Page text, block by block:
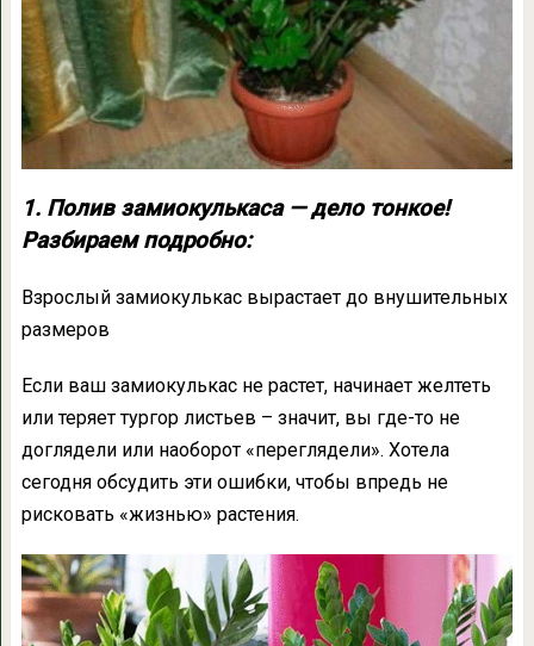
1. Полив замиокулькаса — дело тонкое!
Разбираем подробно:
Взрослый замиокулькас вырастает до внушительных
размеров
Если ваш замиокулькас не растет, начинает желтеть
или теряет тургор листьев – значит, вы где-то не
доглядели или наоборот «переглядели». Хотела
сегодня обсудить эти ошибки, чтобы впредь не
рисковать «жизнью» растения.